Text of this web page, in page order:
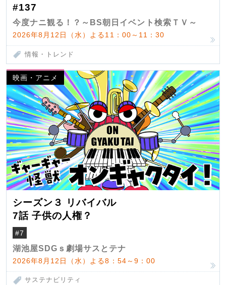
#137
今度ナニ観る！？～BS朝日イベント検索ＴＶ～
2026年8月12日（水）よる11：00～11：30
情報・トレンド
映画・アニメ
シーズン３ リバイバル
7話 子供の人権？
#7
湖池屋SDGｓ劇場サスとテナ
2026年8月12日（水）よる8：54～9：00
サステナビリティ